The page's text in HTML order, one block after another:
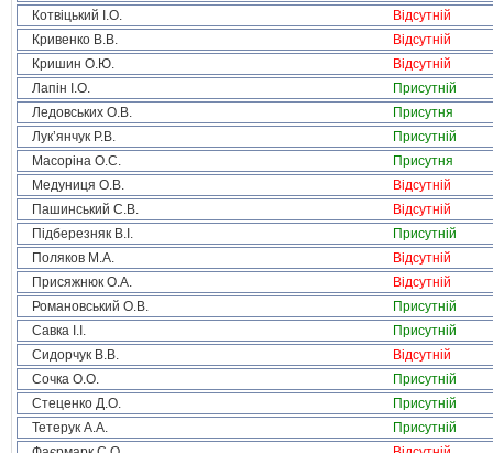
Котвіцький І.О.
Відсутній
Кривенко В.В.
Відсутній
Кришин О.Ю.
Відсутній
Лапін І.О.
Присутній
Ледовських О.В.
Присутня
Лук’янчук Р.В.
Присутній
Масоріна О.С.
Присутня
Медуниця О.В.
Відсутній
Пашинський С.В.
Відсутній
Підберезняк В.І.
Присутній
Поляков М.А.
Відсутній
Присяжнюк О.А.
Відсутній
Романовський О.В.
Присутній
Савка І.І.
Присутній
Сидорчук В.В.
Відсутній
Сочка О.О.
Присутній
Стеценко Д.О.
Присутній
Тетерук А.А.
Присутній